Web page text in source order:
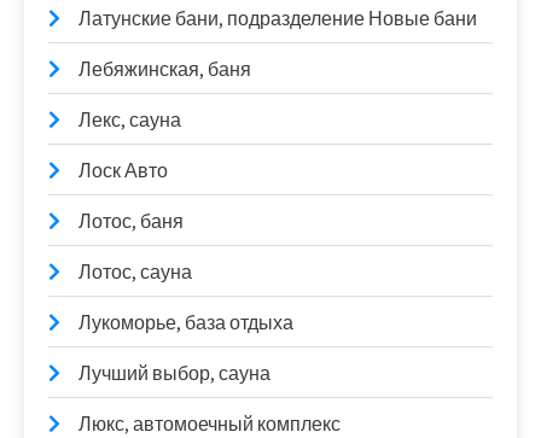
Латунские бани, подразделение Новые бани
Лебяжинская, баня
Лекс, сауна
Лоск Авто
Лотос, баня
Лотос, сауна
Лукоморье, база отдыха
Лучший выбор, сауна
Люкс, автомоечный комплекс